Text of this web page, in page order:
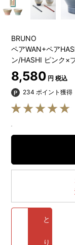
BRUNO
ペアWAN+ペア
ン/HASHI ピンク×
8,580 円 税込
234 ポイント獲得
と
り